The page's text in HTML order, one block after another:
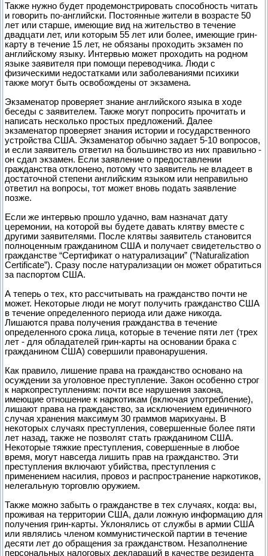
Также нужно будет продемонстрировать способность читать
и говорить по-английски. Постоянные жители в возрасте 50
лет или старше, имеющие вид на жительство в течение
двадцати лет, или которым 55 лет или более, имеющие грин-
карту в течение 15 лет, не обязаны проходить экзамен по
английскому языку. Интервью может проходить на родном
языке заявителя при помощи переводчика. Люди с
физическими недостатками или заболеваниями психики
также могут быть освобождены от экзамена.
Экзаменатор проверяет знание английского языка в ходе
беседы с заявителем. Также могут попросить прочитать и
написать несколько простых предложений. Далее
экзаменатор проверяет знания истории и государственного
устройства США. Экзаменатор обычно задает 5-10 вопросов,
и если заявитель ответил на большинство из них правильно -
он сдал экзамен. Если заявление о предоставлении
гражданства отклонено, потому что заявитель не владеет в
достаточной степени английским языком или неправильно
ответил на вопросы, тот может вновь подать заявление
позже.
Если же интервью прошло удачно, вам назначат дату
церемонии, на которой вы будете давать клятву вместе с
другими заявителями. После клятвы заявитель становится
полноценным гражданином США и получает свидетельство о
гражданстве “Сертификат о натурализации” (”Naturalization
Certificate”). Сразу после натурализации он может обратиться
за паспортом США.
А теперь о тех, кто рассчитывать на гражданство почти не
может. Некоторые люди не могут получить гражданство США
в течение определенного периода или даже никогда.
Лишаются права получения гражданства в течение
определенного срока лица, которые в течение пяти лет (трех
лет - для обладателей грин-карты на основании брака с
гражданином США) совершили правонарушения.
Как правило, лишение права на гражданство основано на
осуждении за уголовное преступление. Закон особенно строг
к наркопреступлениям: почти все нарушения закона,
имеющие отношение к наркотикам (включая употребление),
лишают права на гражданство, за исключением единичного
случая хранения максимум 30 граммов марихуаны. В
некоторых случаях преступления, совершенные более пяти
лет назад, также не позволят стать гражданином США.
Некоторые тяжкие преступления, совершенные в любое
время, могут навсегда лишить прав на гражданство. Эти
преступления включают убийства, преступления с
применением насилия, провоз и распространение наркотиков,
нелегальную торговлю оружием.
Также можно забыть о гражданстве в тех случаях, когда: вы,
проживая на территории США, дали ложную информацию для
получения грин-карты. Уклонялись от службы в армии США
или являлись членом коммунистической партии в течение
десяти лет до обращения за гражданством. Незаполнение
персональных налоговых деклараций в качестве резидента